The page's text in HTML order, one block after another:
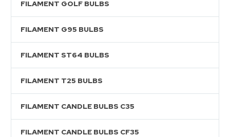
FILAMENT GOLF BULBS
FILAMENT G95 BULBS
FILAMENT ST64 BULBS
FILAMENT T25 BULBS
FILAMENT CANDLE BULBS C35
FILAMENT CANDLE BULBS CF35